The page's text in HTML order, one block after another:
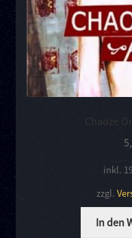
Chaoze
inkl.
zzgl.
In den